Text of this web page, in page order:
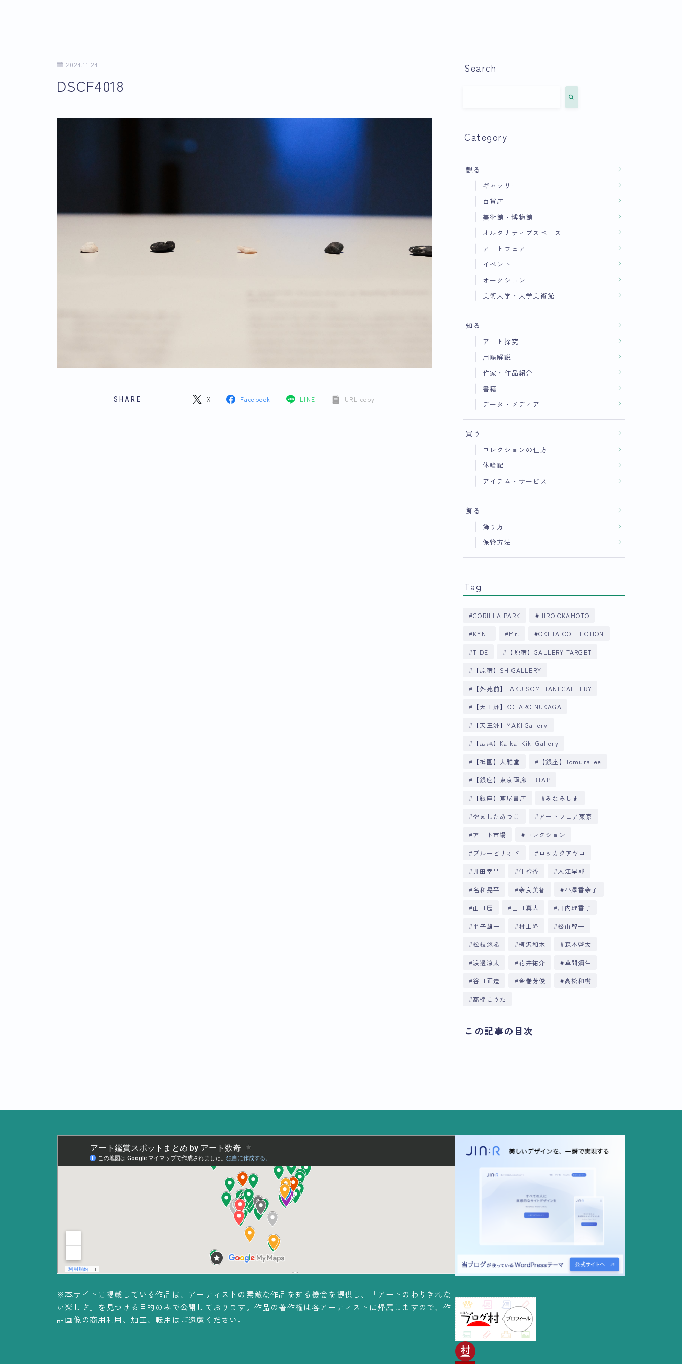
2024.11.24
DSCF4018
SHARE X Facebook LINE URL copy
Search
Category
観る
ギャラリー
百貨店
美術館・博物館
オルタナティブスペース
アートフェア
イベント
オークション
美術大学・大学美術館
知る
アート探究
用語解説
作家・作品紹介
書籍
データ・メディア
買う
コレクションの仕方
体験記
アイテム・サービス
飾る
飾り方
保管方法
Tag
GORILLA PARK HIRO OKAMOTO
KYNE Mr. OKETA COLLECTION
TIDE 【原宿】GALLERY TARGET
【原宿】SH GALLERY
【外苑前】TAKU SOMETANI GALLERY
【天王洲】KOTARO NUKAGA
【天王洲】MAKI Gallery
【広尾】Kaikai Kiki Gallery
【祇園】大雅堂 【銀座】TomuraLee
【銀座】東京画廊＋BTAP
【銀座】蔦屋書店 みなみしま
やましたあつこ アートフェア東京
アート市場 コレクション
ブルーピリオド ロッカクアヤコ
井田幸昌 仲衿香 入江早耶
名和晃平 奈良美智 小澤香奈子
山口歴 山口真人 川内理香子
平子雄一 村上隆 松山智一
松枝悠希 梅沢和木 森本啓太
渡邊涼太 花井祐介 草間彌生
谷口正造 金巻芳俊 高松和樹
髙橋こうた
この記事の目次
※本サイトに掲載している作品は、アーティストの素敵な作品を知る機会を提供し、「アートのわりきれな
い楽しさ」を見つける目的のみで公開しております。作品の著作権は各アーティストに帰属しますので、作
品画像の商用利用、加工、転用はご遠慮ください。